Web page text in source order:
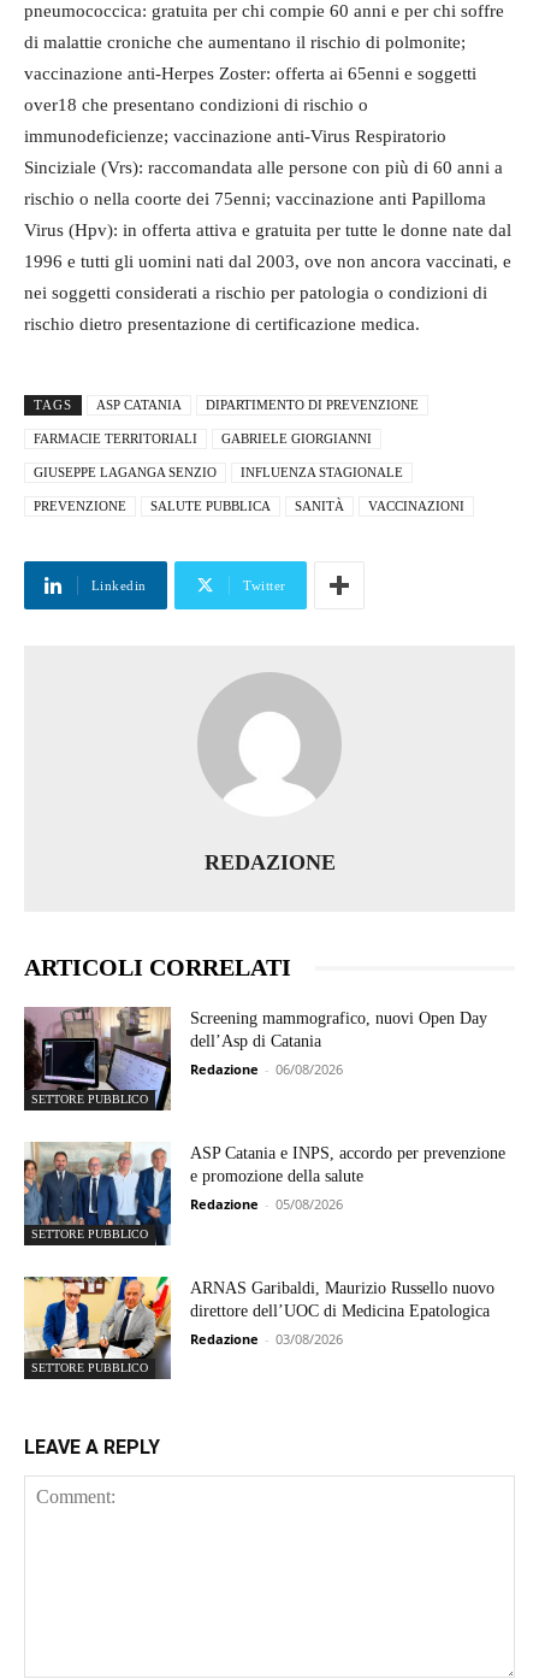
pneumococcica: gratuita per chi compie 60 anni e per chi soffre
di malattie croniche che aumentano il rischio di polmonite;
vaccinazione anti-Herpes Zoster: offerta ai 65enni e soggetti
over18 che presentano condizioni di rischio o
immunodeficienze; vaccinazione anti-Virus Respiratorio
Sinciziale (Vrs): raccomandata alle persone con più di 60 anni a
rischio o nella coorte dei 75enni; vaccinazione anti Papilloma
Virus (Hpv): in offerta attiva e gratuita per tutte le donne nate dal
1996 e tutti gli uomini nati dal 2003, ove non ancora vaccinati, e
nei soggetti considerati a rischio per patologia o condizioni di
rischio dietro presentazione di certificazione medica.
TAGS ASP CATANIA DIPARTIMENTO DI PREVENZIONE
FARMACIE TERRITORIALI GABRIELE GIORGIANNI
GIUSEPPE LAGANGA SENZIO INFLUENZA STAGIONALE
PREVENZIONE SALUTE PUBBLICA SANITÀ VACCINAZIONI
Linkedin Twitter
REDAZIONE
ARTICOLI CORRELATI
SETTORE PUBBLICO
Screening mammografico, nuovi Open Day
dell’Asp di Catania
Redazione - 06/08/2026
SETTORE PUBBLICO
ASP Catania e INPS, accordo per prevenzione
e promozione della salute
Redazione - 05/08/2026
SETTORE PUBBLICO
ARNAS Garibaldi, Maurizio Russello nuovo
direttore dell’UOC di Medicina Epatologica
Redazione - 03/08/2026
LEAVE A REPLY